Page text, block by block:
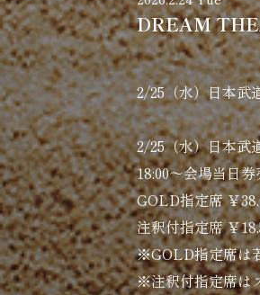
DREAM
2/25（水）日本
2/25（水）日本武
18:00～会場当日
GOLD指定席 ￥
注釈付指定席 ￥
※GOLD指定席は
※注釈付指定席は